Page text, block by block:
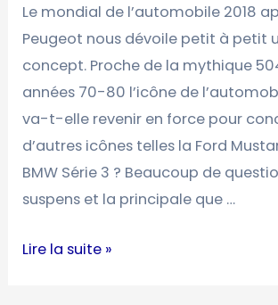
Le mondial de l’automobile 2018
Peugeot nous dévoile petit à petit
concept. Proche de la mythique
années 70-80 l’icône de
va-t-elle revenir en force pour
d’autres icônes telles la Ford
BMW Série 3 ? Beaucoup de
suspens et la principale que …
508
Lire la suite »